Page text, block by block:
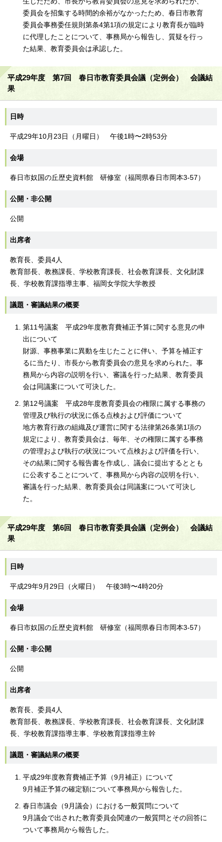
委員会を招集する時間的余裕がなかったため、春日市教育
委員会事務委任規則第条4第1項の規定により教育長が臨時
に代理したことについて、事務局から報告し、質疑を行っ
た結果、教育委員会は承認した。
平成29年度 第7回 春日市教育委員会議（定例会） 会議結
果
日時
平成29年10月23日（月曜日） 午後1時〜2時53分
会場
春日市奴国の丘歴史資料館 研修室（福岡県春日市岡本3-57）
公開・非公開
公開
出席者
教育長、委員4人
教育部長、教務課長、学校教育課長、社会教育課長、文化財課
長、学校教育課指導主事、福岡女学院大学教授
議題・審議結果の概要
第11号議案 平成29年度教育費補正予算に関する意見の申
出について
財源、事務事業に異動を生じたことに伴い、予算を補正す
るに当たり、市長から教育委員会の意見を求められた。事
務局から内容の説明を行い、審議を行った結果、教育委員
会は同議案について可決した。
第12号議案 平成28年度教育委員会の権限に属する事務の
管理及び執行の状況に係る点検および評価について
地方教育行政の組織及び運営に関する法律第26条第1項の
規定により、教育委員会は、毎年、その権限に属する事務
の管理および執行の状況について点検および評価を行い、
その結果に関する報告書を作成し、議会に提出するととも
に公表することについて、事務局から内容の説明を行い、
審議を行った結果、教育委員会は同議案について可決し
た。
平成29年度 第6回 春日市教育委員会議（定例会） 会議結
果
日時
平成29年9月29日（火曜日） 午後3時〜4時20分
会場
春日市奴国の丘歴史資料館 研修室（福岡県春日市岡本3-57）
公開・非公開
公開
出席者
教育長、委員4人
教育部長、教務課長、学校教育課長、社会教育課長、文化財課
長、学校教育課指導主事、学校教育課指導主幹
議題・審議結果の概要
平成29年度教育費補正予算（9月補正）について
9月補正予算の確定額について事務局から報告した。
春日市議会（9月議会）における一般質問について
9月議会で出された教育委員会関連の一般質問とその回答に
ついて事務局から報告した。